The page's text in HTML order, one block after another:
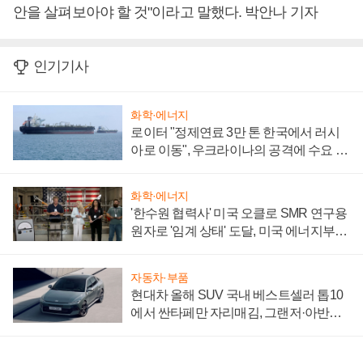
안을 살펴보아야 할 것"이라고 말했다. 박안나 기자
인기기사
화학·에너지
로이터 "정제연료 3만 톤 한국에서 러시
아로 이동", 우크라이나의 공격에 수요 늘
화학·에너지
'한수원 협력사' 미국 오클로 SMR 연구용
원자로 '임계 상태' 도달, 미국 에너지부
자동차·부품
현대차 올해 SUV 국내 베스트셀러 톱10
에서 싼타페만 자리매김, 그랜저·아반떼